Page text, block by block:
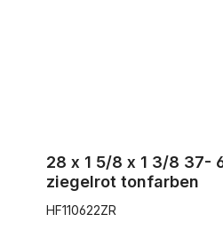
28 x 1 5/8 x 1 3/8 37-
ziegelrot tonfarben
HF110622ZR